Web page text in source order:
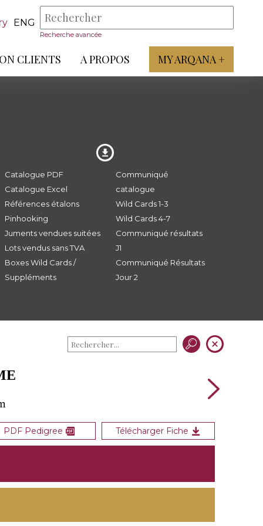
ENG
Recherche avancée
CLIENTS A PROPOS MY ARQANA +
Catalogue PDF
Catalogue Excel
Références étalons
Pinhooking
Juments vendues suitées
Lots vendus sans TVA
Boxes Wild Cards /
Suppléments
Communiqué
catalogue
Wild Cards 1-3
Wild Cards 4-7
Communiqué résultats
J1
Communiqué Résultats
Jour 2
PDF Pedigree Télécharger Fiche